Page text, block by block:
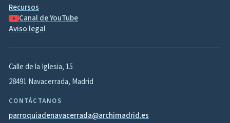
Recursos
Canal de YouTube
Aviso legal
Calle de la Iglesia, 15
28491 Navacerrada, Madrid
CONTÁCTANOS
parroquiadenavacerrada@archimadrid.es